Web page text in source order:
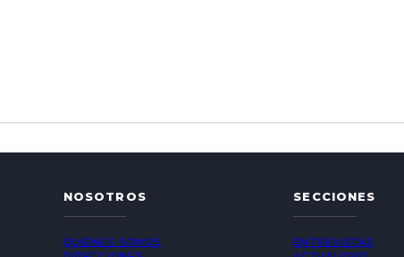
NOSOTROS
QUIÉNES SOMOS
SECCIONES
ENTREVISTAS